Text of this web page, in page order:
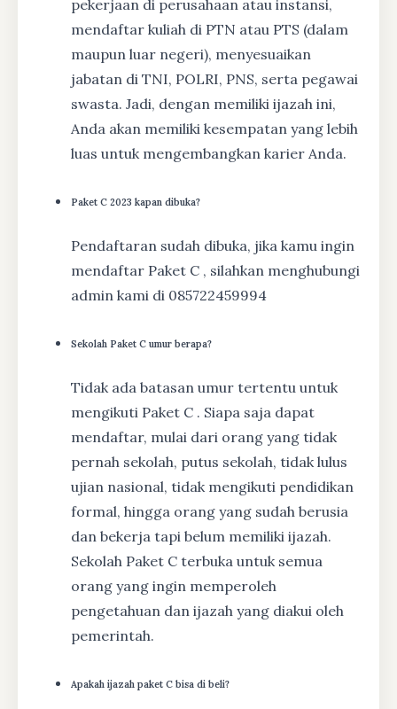
pekerjaan di perusahaan atau instansi,
mendaftar kuliah di PTN atau PTS (dalam
maupun luar negeri), menyesuaikan
jabatan di TNI, POLRI, PNS, serta pegawai
swasta. Jadi, dengan memiliki ijazah ini,
Anda akan memiliki kesempatan yang lebih
luas untuk mengembangkan karier Anda.
Paket C 2023 kapan dibuka?
Pendaftaran sudah dibuka, jika kamu ingin
mendaftar Paket C , silahkan menghubungi
admin kami di 085722459994
Sekolah Paket C umur berapa?
Tidak ada batasan umur tertentu untuk
mengikuti Paket C . Siapa saja dapat
mendaftar, mulai dari orang yang tidak
pernah sekolah, putus sekolah, tidak lulus
ujian nasional, tidak mengikuti pendidikan
formal, hingga orang yang sudah berusia
dan bekerja tapi belum memiliki ijazah.
Sekolah Paket C terbuka untuk semua
orang yang ingin memperoleh
pengetahuan dan ijazah yang diakui oleh
pemerintah.
Apakah ijazah paket C bisa di beli?